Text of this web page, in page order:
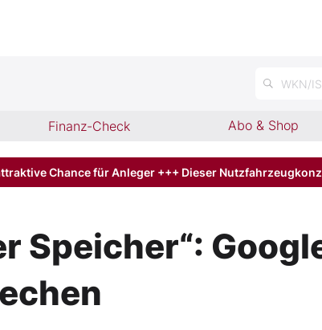
WKN/
Finanz-Check Abo & Shop
Chance für Anleger +++ Dieser
Speicher“: